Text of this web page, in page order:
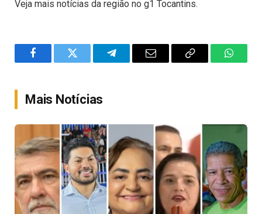
Veja mais notícias da região no g1 Tocantins.
FacebookTwitter TelegramEmail
Copy
Mais Notícias